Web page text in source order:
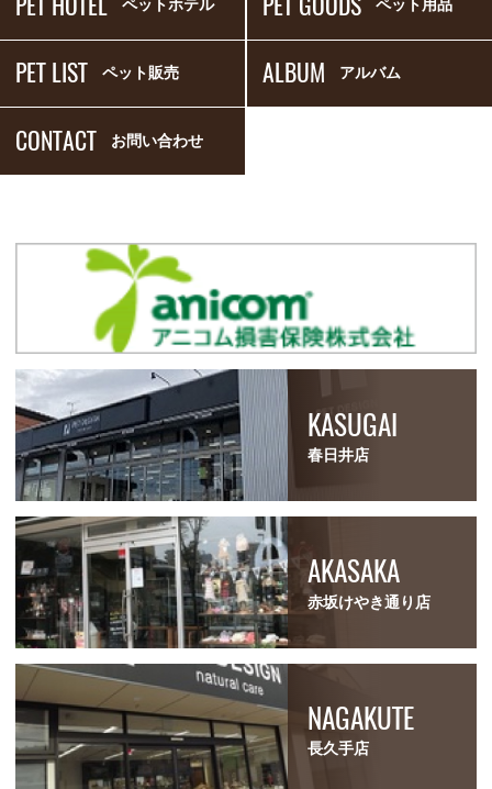
ペットホテル ペット用品
PET LIST ペット販売 ALBUM アルバム
CONTACT お問い合わせ
KASUGAI
春日井店
AKASAKA
赤坂けやき通り店
NAGAKUTE
長久手店